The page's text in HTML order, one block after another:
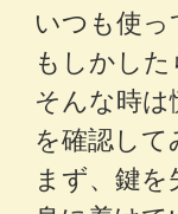
いつも使っ
もしかした
そんな時
を確認して
まず、鍵